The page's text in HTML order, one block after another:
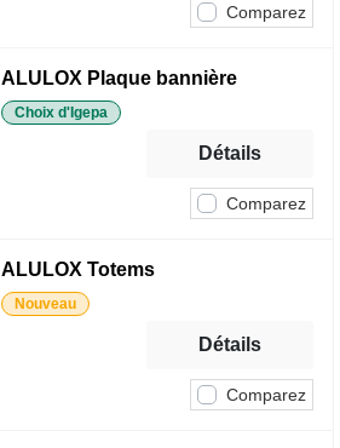
Comparez
ALULOX Plaque bannière
Choix d'Igepa
Comparez
Détails
ALULOX Totems
Nouveau
Comparez
Détails